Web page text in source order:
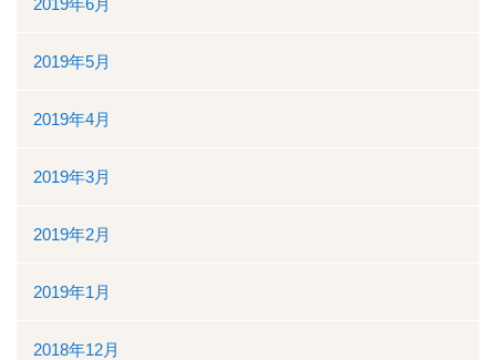
2019年6月
2019年5月
2019年4月
2019年3月
2019年2月
2019年1月
2018年12月